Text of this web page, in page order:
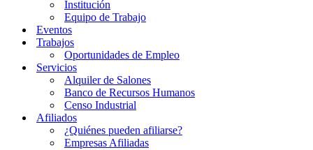
Institución
Equipo de Trabajo
Eventos
Trabajos
Oportunidades de Empleo
Servicios
Alquiler de Salones
Banco de Recursos Humanos
Censo Industrial
Afiliados
¿Quiénes pueden afiliarse?
Empresas Afiliadas